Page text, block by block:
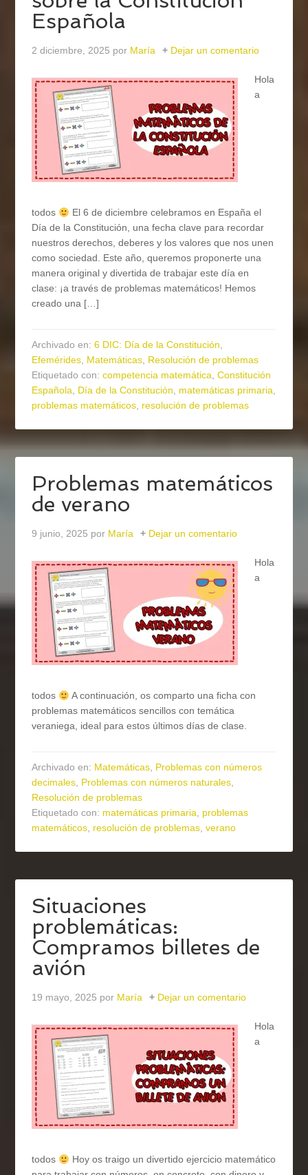
Española
2 diciembre, 2025 por María Dejar un comentario
Hola
a
todos
El 6 de diciembre celebramos en España el
Día de la Constitución, una fecha clave para recordar
nuestros derechos, deberes y los valores que nos unen
como sociedad. Este año, queremos proponerte una
manera original y divertida de trabajar este día en
clase: ¡a través de problemas matemáticos! Hemos
creado una […]
Archivado en:6 DIC: Día de la Constitución,
Efemérides, Matemáticas, Resolución de problemas
Etiquetado con:competencia matemática,Constitución
Española, Día de la Constitución, matemáticas primaria,
problemas matemáticos, resolución de problemas
Problemas matemáticos
de verano
9 junio, 2025 por María Dejar un comentario
Hola
a
todos
A continuación, os comparto una ficha con
problemas matemáticos sencillos con temática
veraniega, ideal para estos últimos días de clase.
Archivado en: Matemáticas, Problemas con números
decimales, Problemas con números naturales,
Resolución de problemas
Etiquetado con: matemáticas primaria, problemas
matemáticos, resolución de problemas,verano
Situaciones
problemáticas:
Compramos billetes de
avión
19 mayo, 2025 por María Dejar un comentario
Hola
a
todos
Hoy os traigo un divertido ejercicio matemático